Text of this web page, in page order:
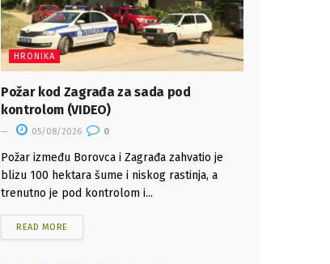
HRONIKA
Požar kod Zagrađa za sada pod
kontrolom (VIDEO)
05/08/2026 0
Požar između Borovca i Zagrađa zahvatio je
blizu 100 hektara šume i niskog rastinja, a
trenutno je pod kontrolom i...
READ MORE